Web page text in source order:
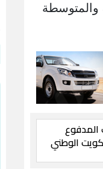
والمتوسطة
المدفوع
الوطني